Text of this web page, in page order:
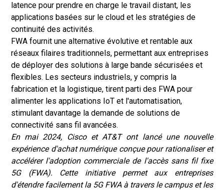
latence pour prendre en charge le travail distant, les
applications basées sur le cloud et les stratégies de
continuité des activités.
FWA fournit une alternative évolutive et rentable aux
réseaux filaires traditionnels, permettant aux entreprises
de déployer des solutions à large bande sécurisées et
flexibles. Les secteurs industriels, y compris la
fabrication et la logistique, tirent parti des FWA pour
alimenter les applications IoT et l'automatisation,
stimulant davantage la demande de solutions de
connectivité sans fil avancées.
En mai 2024, Cisco et AT&T ont lancé une nouvelle
expérience d'achat numérique conçue pour rationaliser et
accélérer l'adoption commerciale de l'accès sans fil fixe
5G (FWA). Cette initiative permet aux entreprises
d'étendre facilement la 5G FWA à travers le campus et les